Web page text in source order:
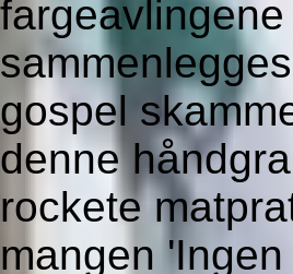
gospel
denne
rockete
mangen